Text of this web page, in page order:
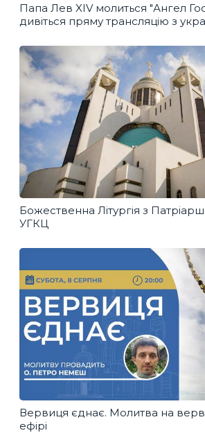
Папа Лев XIV молиться "Ангел
дивіться пряму трансляцію з
Божественна Літургія з
УГКЦ
Вервиця єднає. Молитва на
ефірі